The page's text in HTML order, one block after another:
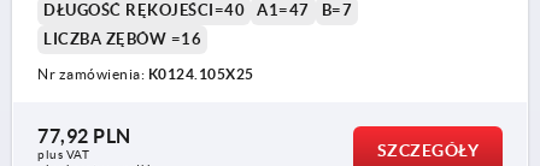
DŁUGOŚĆ RĘKOJEŚCI=40
A1=47
B=7
LICZBA ZĘBÓW =16
Nr zamówienia: K0124.105X25
77,92 PLN
plus VAT
SZCZEGÓŁY